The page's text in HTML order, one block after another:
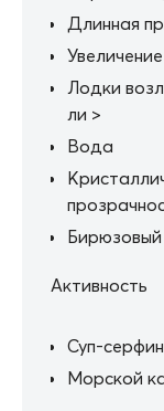
Длинная
Лодки
ли >
Вода
Бирюзовый
Активность
Суп-
Морской